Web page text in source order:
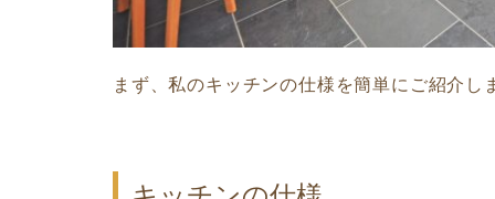
まず、私のキッチンの仕様を簡単にご紹介し